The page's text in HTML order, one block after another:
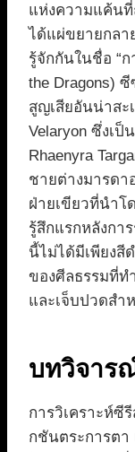
แห่งความแค้น
ได้แผ่ขยายกลา
รู้จักกันในชื่อ “ก
the Dragons)
สูญเสียอันน่าสะ
Velaryon ซึ่งเ
Rhaenyra
ชายต่างมารดา
ฝ่ายเขียวที่นำโ
รู้สึกแรกหลังกา
นี้ไม่ได้มีเพียงสี
ของศีลธรรมที่ท
และเจ็บปวดสำ
บทวิจาร
การวิเคราะห์ซี
กชันตระการต